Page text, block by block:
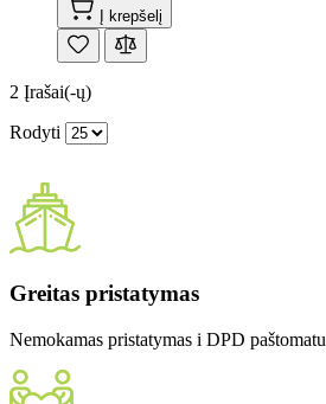
Į krepšelį
2 Įrašai(-ų)
Rodyti
Greitas pristatymas
Nemokamas pristatymas i DPD